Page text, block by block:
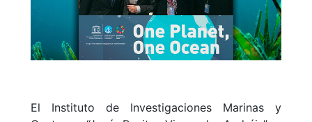
El Instituto de Investigaciones Marinas y